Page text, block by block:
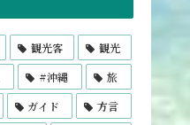
観光客
観光
#沖縄
旅
ガイド
方言